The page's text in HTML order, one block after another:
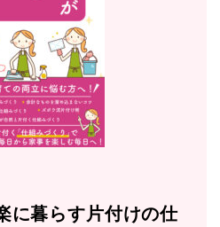
に暮らす片付けの仕